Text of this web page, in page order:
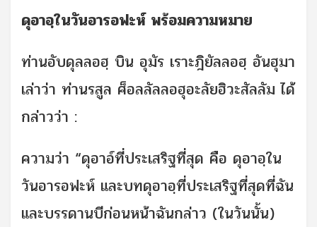
ดุอาอฺในวันอารอฟะห์ พร้อมความหมาย
ท่านอับดุลลอฮฺ บิน อุมัร เราะฎิยัลลอฮฺ อันฮุมา
เล่าว่า ท่านรสูล ศ็อลลัลลอฮุอะลัยฮิวะสัลลัม ได้
กล่าวว่า :
ความว่า “ดุอาอ์ที่ประเสริฐที่สุด คือ ดุอาอฺใน
วันอารอฟะห์ และบทดุอาอฺที่ประเสริฐที่สุดที่ฉัน
และบรรดานบีก่อนหน้าฉันกล่าว (ในวันนั้น)